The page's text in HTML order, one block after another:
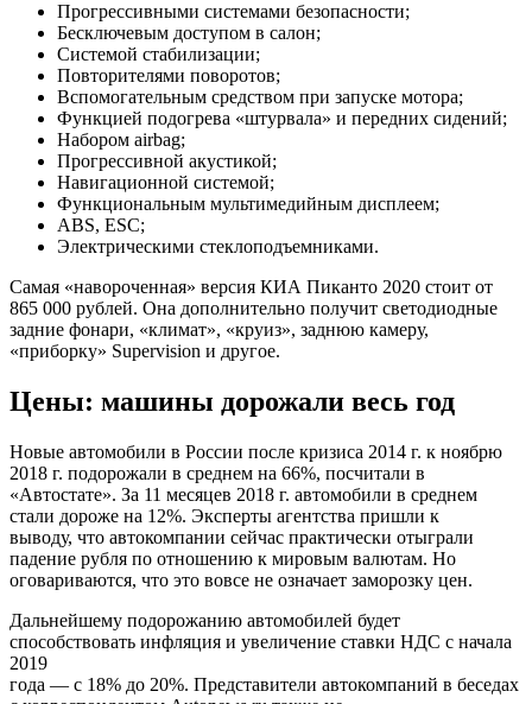
Прогрессивными системами безопасности;
Бесключевым доступом в салон;
Системой стабилизации;
Повторителями поворотов;
Вспомогательным средством при запуске мотора;
Функцией подогрева «штурвала» и передних сидений;
Набором airbag;
Прогрессивной акустикой;
Навигационной системой;
Функциональным мультимедийным дисплеем;
ABS, ESC;
Электрическими стеклоподъемниками.
Самая «навороченная» версия КИА Пиканто 2020 стоит от
865 000 рублей. Она дополнительно получит светодиодные
задние фонари, «климат», «круиз», заднюю камеру,
«приборку» Supervision и другое.
Цены: машины дорожали весь год
Новые автомобили в России после кризиса 2014 г. к ноябрю
2018 г. подорожали в среднем на 66%, посчитали в
«Автостате». За 11 месяцев 2018 г. автомобили в среднем
стали дороже на 12%. Эксперты агентства пришли к
выводу, что автокомпании сейчас практически отыграли
падение рубля по отношению к мировым валютам. Но
оговариваются, что это вовсе не означает заморозку цен.
Дальнейшему подорожанию автомобилей будет
способствовать инфляция и увеличение ставки НДС с начала
2019
года — с 18% до 20%. Представители автокомпаний в беседах